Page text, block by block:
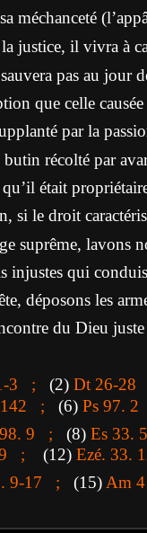
méchanceté
justice, il vivra à
pas au jour
que celle
par la
butin récolté par
était
si le droit
suprême, lavons
injustes qui
déposons les
du Dieu
1-3 ; (2) Dt 26-
142 ; (6) Ps 97. 2
98. 9 ; (8) Es
; (12) Ezé. 33.
9-17 ; (15) Am